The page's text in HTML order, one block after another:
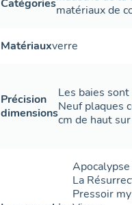
Catégoriesmatériaux de
Matériauxverre
Précision
dimensions
Les baies
Neuf plaques
cm de haut
Apocalypse
La
Pressoir